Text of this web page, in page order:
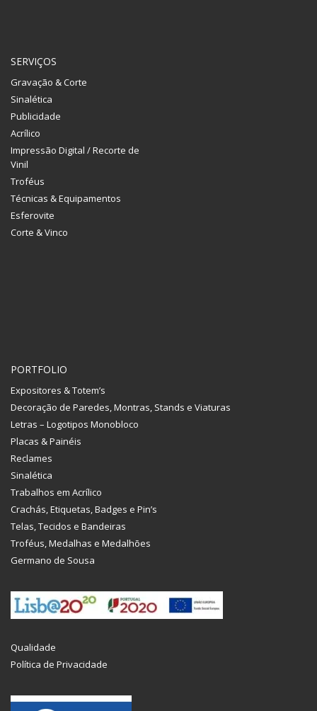
SERVIÇOS
Gravação & Corte
Sinalética
Publicidade
Acrílico
Impressão Digital / Recorte de
Vinil
Troféus
Técnicas & Equipamentos
Esferovite
Corte & Vinco
PORTFOLIO
Expositores & Totem’s
Decoração de Paredes, Montras, Stands e Viaturas
Letras – Logotipos Monobloco
Placas & Painéis
Reclames
Sinalética
Trabalhos em Acrílico
Crachás, Etiquetas, Badges e Pin’s
Telas, Tecidos e Bandeiras
Troféus, Medalhas e Medalhões
Germano de Sousa
Qualidade
Política de Privacidade